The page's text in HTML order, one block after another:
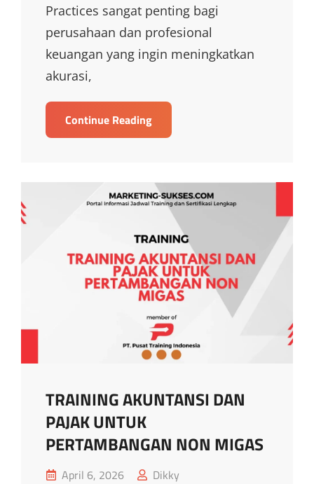
Practices sangat penting bagi
perusahaan dan profesional
keuangan yang ingin meningkatkan
akurasi,
Continue ReadingTRAINING
ACCOUNTING
TRAINING AKUNTANSI DAN
PAJAK UNTUK
PERTAMBANGAN NON MIGAS
Posted
April 6, 2026
Dikky